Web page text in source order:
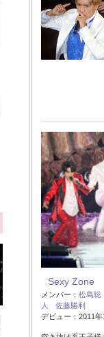
Sexy Zone
メンバー： 松島聡
人
佐藤勝利
デビュー：2011年